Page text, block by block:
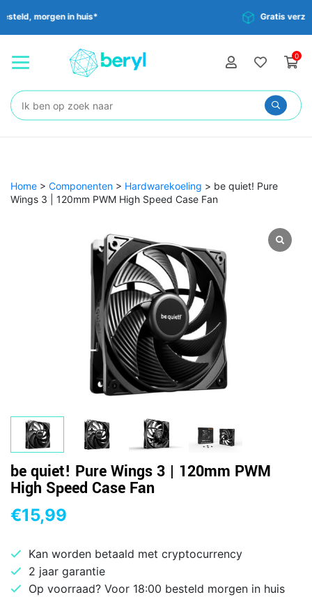
Gratis verzending vanaf €35,-
0
Zoeken:
Home > Componenten > Hardwarekoeling > be quiet! Pure
Wings 3 | 120mm PWM High Speed Case Fan
be quiet! Pure Wings 3 | 120mm PWM
High Speed Case Fan
€15,99
Kan worden betaald met cryptocurrency
2 jaar garantie
Op voorraad? Voor 18:00 besteld morgen in huis